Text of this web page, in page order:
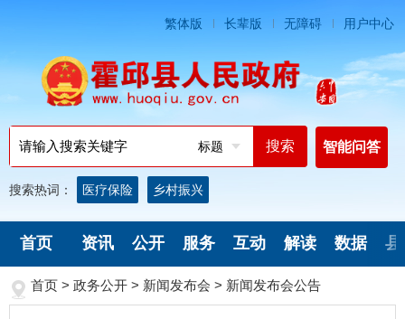
繁体版 长辈版 无障碍 用户中心
标题 智能问答
搜索热词： 医疗保险 乡村振兴
首页 资讯 公开 服务 互动 解读 数据 县
首页 > 政务公开 > 新闻发布会 > 新闻发布会公告